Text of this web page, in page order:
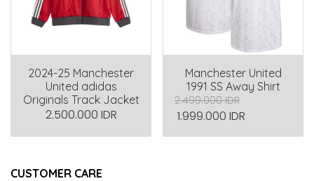
2024-25 Manchester
United adidas
Originals Track Jacket
2.500.000 IDR
Manchester United
1991 SS Away Shirt
2.499.000 IDR
1.999.000 IDR
CUSTOMER CARE